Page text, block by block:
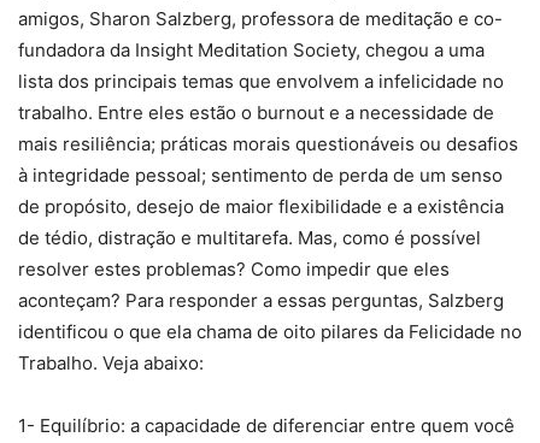
amigos, Sharon Salzberg, professora de meditação e co-
fundadora da Insight Meditation Society, chegou a uma
lista dos principais temas que envolvem a infelicidade no
trabalho. Entre eles estão o burnout e a necessidade de
mais resiliência; práticas morais questionáveis ​​ou desafios
à integridade pessoal; sentimento de perda de um senso
de propósito, desejo de maior flexibilidade e a existência
de tédio, distração e multitarefa. Mas, como é possível
resolver estes problemas? Como impedir que eles
aconteçam? Para responder a essas perguntas, Salzberg
identificou o que ela chama de oito pilares da Felicidade no
Trabalho. Veja abaixo:
1- Equilíbrio: a capacidade de diferenciar entre quem você